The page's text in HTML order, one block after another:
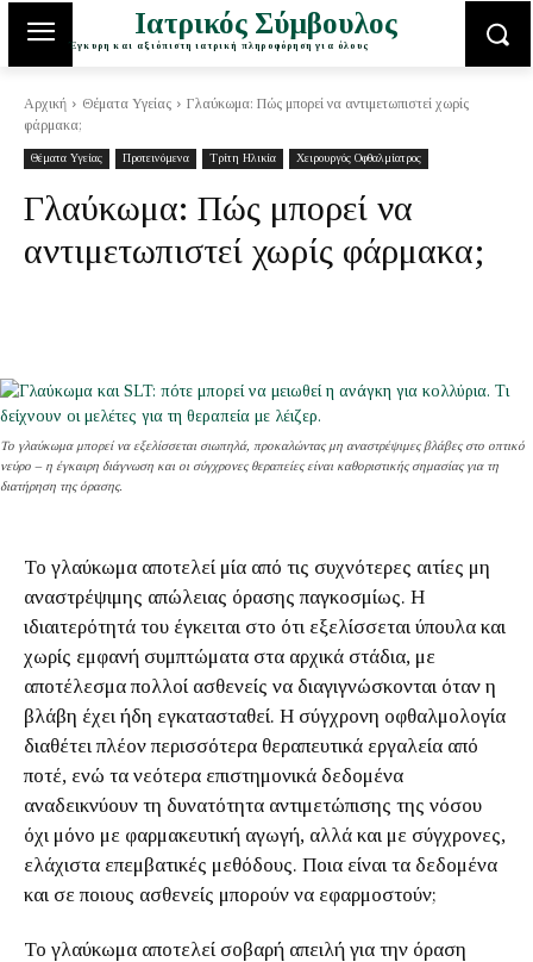
Ιατρικός Σύμβουλος
Έγκυρη και αξιόπιστη ιατρική πληροφόρηση για όλους
Αρχική Θέματα Υγείας
Γλαύκωμα: Πώς μπορεί να αντιμετωπιστεί χωρίς
φάρμακα;
Θέματα Υγείας Προτεινόμενα Τρίτη Ηλικία Χειρουργός Οφθαλμίατρος
Γλαύκωμα: Πώς μπορεί να
αντιμετωπιστεί χωρίς φάρμακα;
Το γλαύκωμα μπορεί να εξελίσσεται σιωπηλά, προκαλώντας μη αναστρέψιμες βλάβες στο οπτικό
νεύρο – η έγκαιρη διάγνωση και οι σύγχρονες θεραπείες είναι καθοριστικής σημασίας για τη
διατήρηση της όρασης.
Το γλαύκωμα αποτελεί μία από τις συχνότερες αιτίες μη
αναστρέψιμης απώλειας όρασης παγκοσμίως. Η
ιδιαιτερότητά του έγκειται στο ότι εξελίσσεται ύπουλα και
χωρίς εμφανή συμπτώματα στα αρχικά στάδια, με
αποτέλεσμα πολλοί ασθενείς να διαγιγνώσκονται όταν η
βλάβη έχει ήδη εγκατασταθεί. Η σύγχρονη οφθαλμολογία
διαθέτει πλέον περισσότερα θεραπευτικά εργαλεία από
ποτέ, ενώ τα νεότερα επιστημονικά δεδομένα
αναδεικνύουν τη δυνατότητα αντιμετώπισης της νόσου
όχι μόνο με φαρμακευτική αγωγή, αλλά και με σύγχρονες,
ελάχιστα επεμβατικές μεθόδους. Ποια είναι τα δεδομένα
και σε ποιους ασθενείς μπορούν να εφαρμοστούν;
Το γλαύκωμα αποτελεί σοβαρή απειλή για την όραση